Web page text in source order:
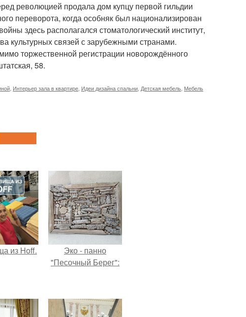
революцией продала дом купцу первой гильдии
переворота, когда особняк был национализирован
здесь располагался стоматологический институт,
культурных связей с зарубежными странами.
торжественной регистрации новорождённого
58.
Интерьер зала в квартире Идеи дизайна спальни Детская мебель Мебель
из Hoff.
Эко - панно
"Песочный Берег":